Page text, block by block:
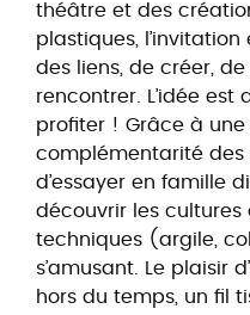
théâtre et des
plastiques,
des liens, de créer, de
rencontrer. L’idée est
profiter ! Grâce à
complémentarité des
d’essayer en famille
découvrir les
techniques (argile,
s’amusant. Le plaisir
hors du temps, un fil